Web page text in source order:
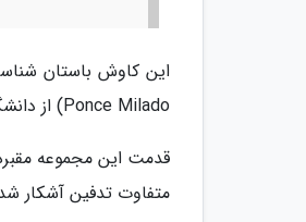
Ponce Milado) از دانشگاه بارسلونا و مؤسسه خاور نزدیک اجرا شده است.
قدمت این مجموعه
متفاوت تدفین آشکار